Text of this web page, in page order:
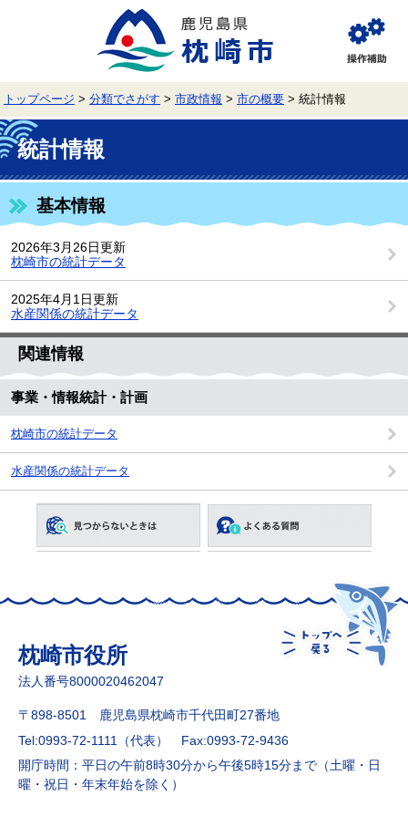
で
す。
ば
し
て
本
覧
補
助
トップページ > 分類でさがす > 市政情報 > 市の概要 > 統計情報
本
文 統計情報
基本情報
2026年3月26日更新
枕崎市の統計データ
2025年4月1日更新
水産関係の統計データ
関連情報
事業・情報統計・計画
枕崎市の統計データ
水産関係の統計データ
枕崎市役所
法人番号8000020462047
〒898-8501 鹿児島県枕崎市千代田町27番地
Tel:0993-72-1111（代表）
Fax:0993-72-9436
開庁時間：平日の午前8時30分から午後5時15分まで（土曜・日
曜・祝日・年末年始を除く）